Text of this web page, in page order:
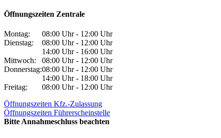
Öffnungszeiten Zentrale
Montag:
08:00 Uhr - 12:00 Uhr
Dienstag:
08:00 Uhr - 12:00 Uhr
14:00 Uhr - 16:00 Uhr
Mittwoch:
08:00 Uhr - 12:00 Uhr
Donnerstag:08:00 Uhr - 12:00 Uhr
14:00 Uhr - 18:00 Uhr
Freitag:
08:00 Uhr - 12:00 Uhr
Öffnungszeiten Kfz.-Zulassung
Öffnungszeiten Führerscheinstelle
Bitte Annahmeschluss beachten